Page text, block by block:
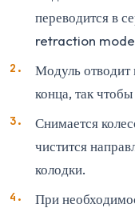
переводится в
retraction
Модуль отводит
конца, так
Снимается
чистится
колодки.
При